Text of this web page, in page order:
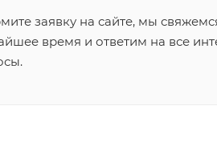
заявку на сайте, мы
время и ответим на все